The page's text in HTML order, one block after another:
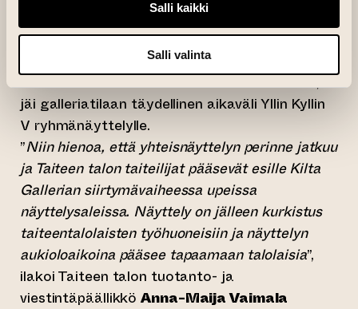
Salli kaikki
Salli valinta
2026 ajan oli ryhmänäyttelykin ajatus pitää
tauolla. WAMin muutettua takaisin omiin
tiloihinsa kesäkuun alussa ja Valokuvakeskus
Perin aloittaessa Kilta Galleriassa elokuussa,
jäi galleriatilaan täydellinen aikaväli Yllin Kyllin
V ryhmänäyttelylle.
”Niin hienoa, että yhteisnäyttelyn perinne jatkuu
ja Taiteen talon taiteilijat pääsevät esille Kilta
Gallerian siirtymävaiheessa upeissa
näyttelysaleissa. Näyttely on jälleen kurkistus
taiteentalolaisten työhuoneisiin ja näyttelyn
aukioloaikoina pääsee tapaamaan talolaisia”,
ilakoi Taiteen talon tuotanto- ja
viestintäpäällikköAnna-Maija Vaimala